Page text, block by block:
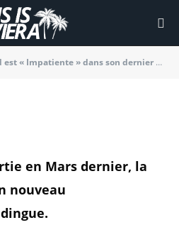
« Impatiente » dans son dernier clip
clip
05/11/2020
en Mars dernier, la
nouveau